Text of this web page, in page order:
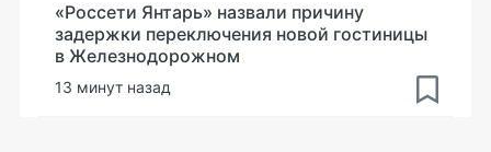
«Россети Янтарь» назвали причину
задержки переключения новой гостиницы
в Железнодорожном
13 минут назад